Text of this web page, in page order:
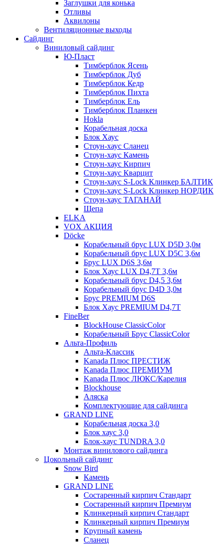
Заглушки для конька
Отливы
Аквилоны
Вентиляционные выходы
Сайдинг
Виниловый сайдинг
Ю-Пласт
Тимберблок Ясень
Тимберблок Дуб
Тимберблок Кедр
Тимберблок Пихта
Тимберблок Ель
Тимберблок Планкен
Hokla
Корабельная доска
Блок Хаус
Стоун-хаус Сланец
Стоун-хаус Камень
Стоун-хаус Кирпич
Стоун-хаус Кварцит
Стоун-хаус S-Lock Клинкер БАЛТИК
Стоун-хаус S-Lock Клинкер НОРДИК
Стоун-хаус ТАГАНАЙ
Щепа
ELKA
VOX АКЦИЯ
Döcke
Корабельный брус LUX D5D 3,0м
Корабельный брус LUX D5C 3,6м
Брус LUX D6S 3,6м
Блок Хаус LUX D4,7T 3,6м
Корабельный брус D4,5 3,6м
Корабельный брус D4D 3,0м
Брус PREMIUM D6S
Блок Хаус PREMIUM D4,7T
FineBer
BlockHouse ClassicColor
Корабельный Брус ClassicColor
Альта-Профиль
Альта-Классик
Kanada Плюс ПРЕСТИЖ
Kanada Плюс ПРЕМИУМ
Kanada Плюс ЛЮКС/Карелия
Blockhouse
Аляска
Комплектующие для сайдинга
GRAND LINE
Корабельная доска 3,0
Блок хаус 3,0
Блок-хаус TUNDRA 3,0
Монтаж винилового сайдинга
Цокольный сайдинг
Snow Bird
Камень
GRAND LINE
Состаренный кирпич Стандарт
Состаренный кирпич Премиум
Клинкерный кирпич Стандарт
Клинкерный кирпич Премиум
Крупный камень
Сланец